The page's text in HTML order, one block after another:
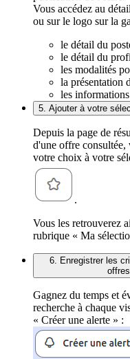
Vous accédez au
ou sur le logo sur la
le détail du
le détail du
les modalités
la présentation
les
5. Ajouter à votre
Depuis la page de
d'une offre consultée,
votre choix à votre
.
Vous les retrouverez
rubrique « Ma
6. Enregistrer les
Gagnez du temps et
recherche à chaque
« Créer une alerte » :